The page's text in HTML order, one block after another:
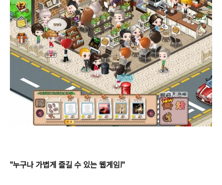
"누구나 가볍게 즐길 수 있는 웹게임!"